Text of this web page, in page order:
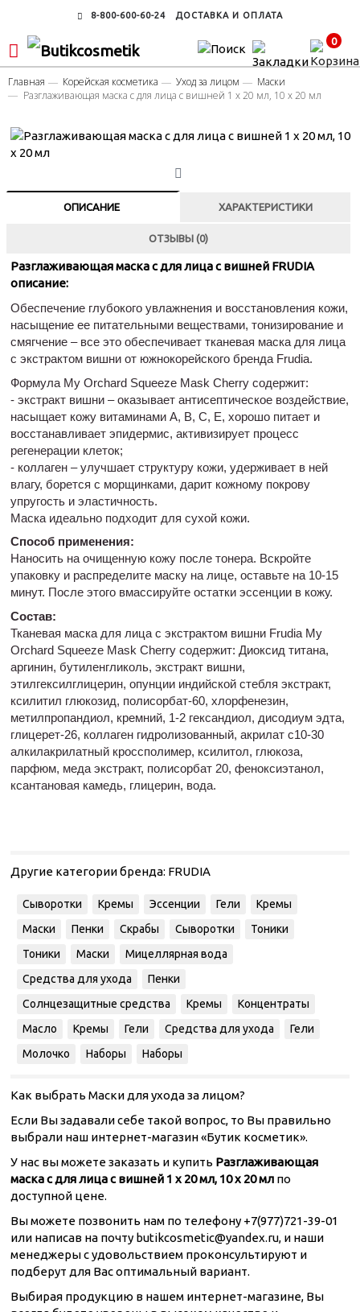
8-800-600-60-24 ДОСТАВКА И ОПЛАТА
0
Главная Корейская косметика Уход за лицом
Маски
Разглаживающая маска с для лица с вишней 1 х 20 мл, 10 х 20 мл
ОПИСАНИЕ ХАРАКТЕРИСТИКИ
ОТЗЫВЫ (0)
Разглаживающая маска с для лица с вишней FRUDIA
описание:
Обеспечение глубокого увлажнения и восстановления кожи,
насыщение ее питательными веществами, тонизирование и
смягчение – все это обеспечивает тканевая маска для лица
с экстрактом вишни от южнокорейского бренда Frudia.
Формула My Orchard Squeeze Mask Cherry содержит:
- экстракт вишни – оказывает антисептическое воздействие,
насыщает кожу витаминами А, В, С, Е, хорошо питает и
восстанавливает эпидермис, активизирует процесс
регенерации клеток;
- коллаген – улучшает структуру кожи, удерживает в ней
влагу, борется с морщинками, дарит кожному покрову
упругость и эластичность.
Маска идеально подходит для сухой кожи.
Способ применения:
Наносить на очищенную кожу после тонера. Вскройте
упаковку и распределите маску на лице, оставьте на 10-15
минут. После этого вмассируйте остатки эссенции в кожу.
Состав:
Тканевая маска для лица с экстрактом вишни Frudia My
Orchard Squeeze Mask Cherry содержит: Диоксид титана,
аргинин, бутиленгликоль, экстракт вишни,
этилгексилглицерин, опунции индийской стебля экстракт,
ксилитил глюкозид, полисорбат-60, хлорфенезин,
метилпропандиол, кремний, 1-2 гександиол, дисодиум эдта,
глицерет-26, коллаген гидролизованный, акрилат с10-30
алкилакрилатный кроссполимер, ксилитол, глюкоза,
парфюм, меда экстракт, полисорбат 20, феноксиэтанол,
ксантановая камедь, глицерин, вода.
Другие категории бренда: FRUDIA
Сыворотки Кремы Эссенции Гели
Кремы
Маски
Пенки Скрабы Сыворотки
Тоники
Тоники
Маски
Мицеллярная вода
Средства для ухода
Пенки
Солнцезащитные средства
Кремы
Концентраты
Масло
Кремы Гели Средства для ухода
Гели
Молочко
Наборы Наборы
Как выбрать Маски для ухода за лицом?
Если Вы задавали себе такой вопрос, то Вы правильно
выбрали наш интернет-магазин «Бутик косметик».
У нас вы можете заказать и купить Разглаживающая
маска с для лица с вишней 1 х 20 мл, 10 х 20 мл по
доступной цене.
Вы можете позвонить нам по телефону +7(977)721-39-01
или написав на почту butikcosmetic@yandex.ru, и наши
менеджеры с удовольствием проконсультируют и
подберут для Вас оптимальный вариант.
Выбирая продукцию в нашем интернет-магазине, Вы